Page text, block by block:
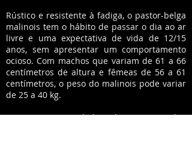
Rústico e resistente à fadiga, o pastor-belga
malinois tem o hábito de passar o dia ao ar
livre e uma expectativa de vida de 12/15
anos, sem apresentar um comportamento
ocioso. Com machos que variam de 61 a 66
centímetros de altura e fêmeas de 56 a 61
centímetros, o peso do malinois pode variar
de 25 a 40 kg.
As quatro variedades de Pastor Belga